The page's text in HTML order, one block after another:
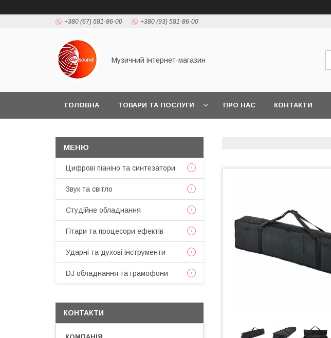
+380 (67) 581-86-00 +380 (93) 581-86-00
Музичний інтернет-магазин
ГОЛОВНА ТОВАРИ ТА ПОСЛУГИ ПРО НАС КОНТАКТИ
Цифрові піаніно та синтезатори
Звук та світло
Студійне обладнання
Гітари та процесори ефектів
Ударні та духові інструменти
DJ обладнання та грамофони
КОНТАКТИ